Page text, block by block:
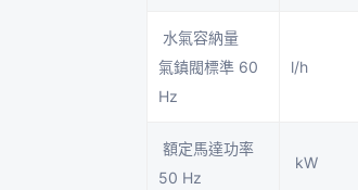
水氣容納量
氣鎮閥標準 60
Hz
l/h
額定馬達功率
50 Hz
kW